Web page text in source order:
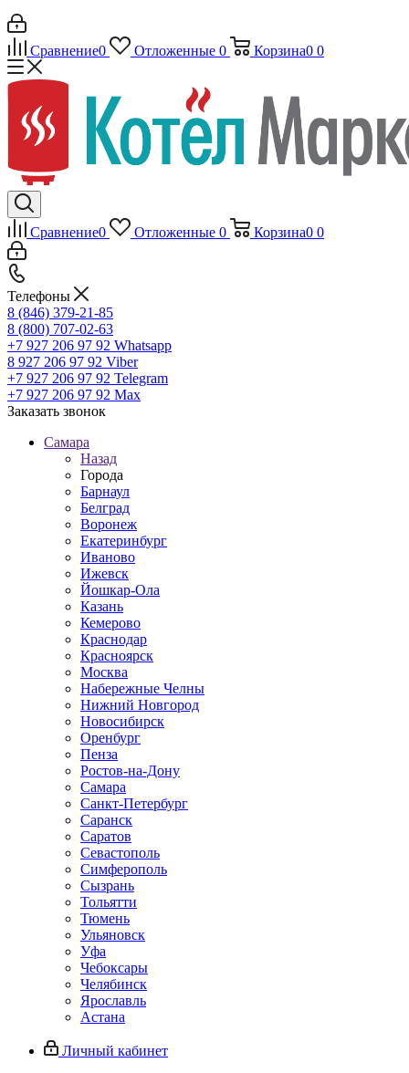
Сравнение0 Отложенные 0 Корзина0 0
Сравнение0 Отложенные 0 Корзина0 0
Телефоны
8 (846) 379-21-85
8 (800) 707-02-63
+7 927 206 97 92 Whatsapp
8 927 206 97 92 Viber
+7 927 206 97 92 Telegram
+7 927 206 97 92 Max
Заказать звонок
Самара
Назад
Города
Барнаул
Белград
Воронеж
Екатеринбург
Иваново
Ижевск
Йошкар-Ола
Казань
Кемерово
Краснодар
Красноярск
Москва
Набережные Челны
Нижний Новгород
Новосибирск
Оренбург
Пенза
Ростов-на-Дону
Самара
Санкт-Петербург
Саранск
Саратов
Севастополь
Симферополь
Сызрань
Тольятти
Тюмень
Ульяновск
Уфа
Чебоксары
Челябинск
Ярославль
Астана
Личный кабинет